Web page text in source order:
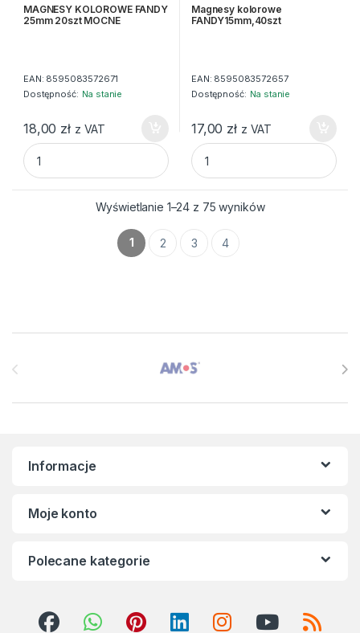
MAGNESY KOLOROWE FANDY
25mm 20szt MOCNE
EAN: 8595083572671
Dostępność: Na stanie
18,00 zł z VAT
MAGNESY KOLOROWE FANDY 25mm 20szt MOCNE
Magnesy kolorowe
FANDY15mm,40szt
EAN: 8595083572657
Dostępność: Na stanie
17,00 zł z VAT
Magnesy kolorowe
Wyświetlanie 1–24 z 75 wyników
1 2 3 4
Informacje
Moje konto
Polecane kategorie